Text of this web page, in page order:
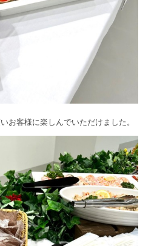
お客様に楽しんでいただけました。